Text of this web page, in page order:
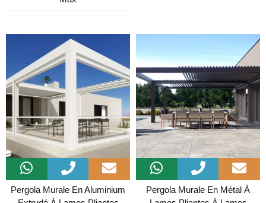
Pergola Murale En Aluminium
Pergola Murale En Métal À